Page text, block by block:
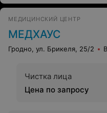
МЕДИЦИНСКИЙ ЦЕНТР
МЕДХАУС
Гродно, ул. Брикеля, 25/2
Чистка лица
Цена по запросу